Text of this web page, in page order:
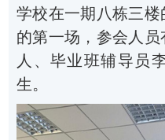
学校在一期八栋三楼
的第一场，参会人员
人、毕业班辅导员
生。